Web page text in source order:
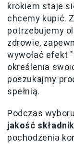
krokiem staje
chcemy kupić.
potrzebujemy
zdrowie,
wywołać efekt
określenia
poszukajmy
spełnią.
Podczas
jakość
pochodzenia